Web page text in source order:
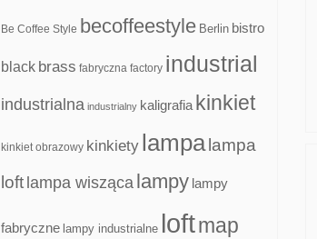
Be Coffee Style becoffeestyle Berlin bistro
black brass fabryczna factory industrial
industrialna industrialny kaligrafia kinkiet
kinkiet obrazowy kinkiety lampa lampa
loft lampa wisząca lampy lampy
fabryczne lampy industrialne loftmap